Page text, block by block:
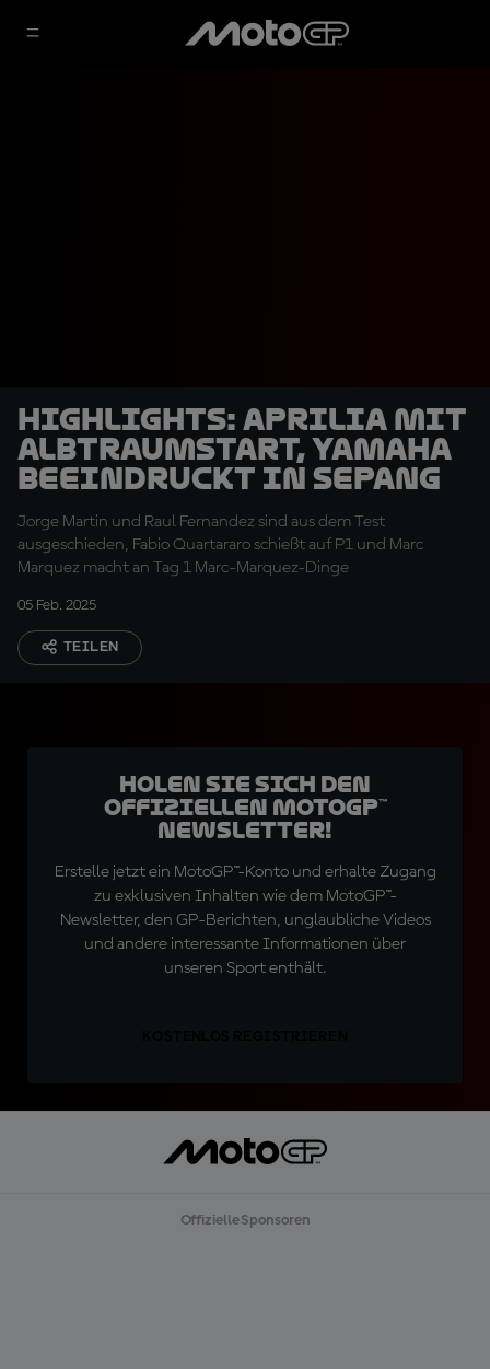
HIGHLIGHTS: Aprilia mit
Albtraumstart, Yamaha
beeindruckt in Sepang
Jorge Martin und Raul Fernandez sind aus dem Test
ausgeschieden, Fabio Quartararo schießt auf P1 und Marc
Marquez macht an Tag 1 Marc-Marquez-Dinge
05 Feb. 2025
TEILEN
Holen Sie sich den
offiziellen MotoGP™
Newsletter!
Erstelle jetzt ein MotoGP™-Konto und erhalte Zugang
zu exklusiven Inhalten wie dem MotoGP™-
Newsletter, den GP-Berichten, unglaubliche Videos
und andere interessante Informationen über
unseren Sport enthält.
Offizielle Sponsoren